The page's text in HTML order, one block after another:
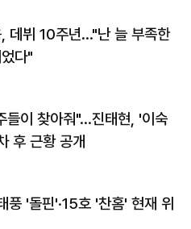
데뷔 10주년…"난 늘 부족한
다"
들이 찾아줘"…진태현, '이숙
후 근황 공개
풍 '돌핀'·15호 '찬홈' 현재 위